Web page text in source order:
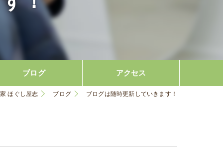
ブログ アクセス
ほぐし屋志 ブログ ブログは随時更新していきます！